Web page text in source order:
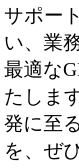
サポー
い、業
最適な
たしま
発に至
を、ぜ